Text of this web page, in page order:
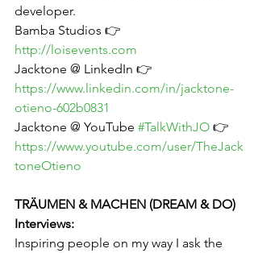
developer.
Bamba Studios 👉
http://loisevents.com
Jacktone @ LinkedIn 👉
https://www.linkedin.com/in/jacktone-
otieno-602b0831
Jacktone @ YouTube #TalkWithJO 👉
https://www.youtube.com/user/TheJack
toneOtieno
TRÄUMEN & MACHEN (DREAM & DO)
Interviews:
Inspiring people on my way I ask the